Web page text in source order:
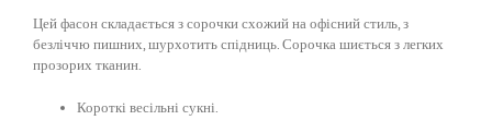
Цей фасон складається з сорочки схожий на офісний стиль, з
безліччю пишних, шурхотить спідниць. Сорочка шиється з легких
прозорих тканин.
Короткі весільні сукні.